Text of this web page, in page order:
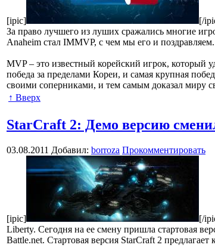
[ipic]
[/
За право лучшего из луших сражались многие
Anaheim стал IMMVP, с чем мы его и поздравляем.
MVP – это известный корейский игрок, который
победа за пределами Кореи, и самая крупная
своими соперниками, и тем самым доказал миру
↑ Вверх
StarCraft 2: Демо версию
03.08.2011 Добавил: borroza Прокомментировать
[ipic]
[/
Liberty. Сегодня на ее смену пришла стартовая
Battle.net. Стартовая версия StarCraft 2